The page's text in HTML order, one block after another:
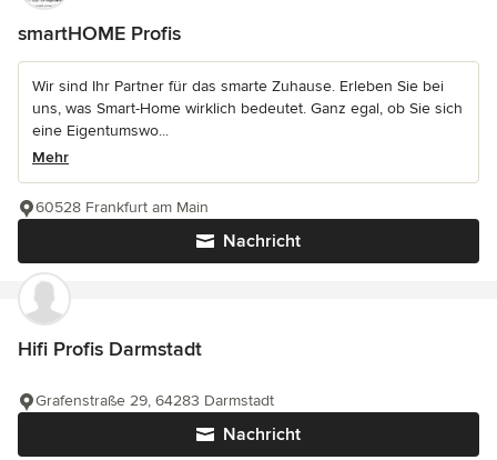
smartHOME Profis
Wir sind Ihr Partner für das smarte Zuhause. Erleben Sie bei
uns, was Smart-Home wirklich bedeutet. Ganz egal, ob Sie sich
eine Eigentumswo...
Mehr
Nachricht
60528 Frankfurt am Main
Hifi Profis Darmstadt
Nachricht
Grafenstraße 29, 64283 Darmstadt